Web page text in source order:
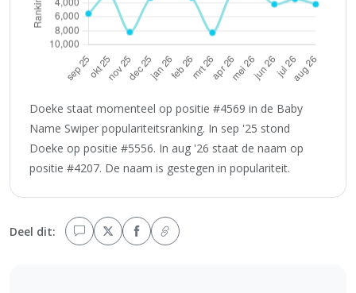
Doeke staat momenteel op positie #4569 in de Baby
Name Swiper populariteitsranking. In sep '25 stond
Doeke op positie #5556. In aug '26 staat de naam op
positie #4207. De naam is gestegen in populariteit.
Deel dit: